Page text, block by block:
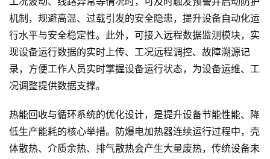
机制，规避高温、过载引发的安全隐患，提升设备自动化运
行水平与安全稳定性。此外，可接入远程数据监测模块，实
现设备运行数据的实时上传、工况远程调控、故障溯源记
录，方便工作人员实时掌握设备运行状态，为设备运维、工
况调整提供数据支撑。
热能回收与循环系统的优化设计，是提升设备节能性能、降
低生产能耗的核心举措。防爆电加热器连续运行过程中，壳
体散热、介质余热、排气散热会产生大量废热，传统设备未